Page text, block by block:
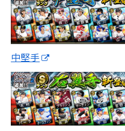
中堅手